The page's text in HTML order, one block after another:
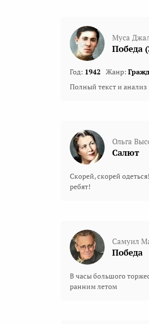
Муса
Победа
Год: 1942 Жанр:
Полный текст и анализ
Ольга
Салют
Скорей, скорей
ребят!
Самуил
Победа
В часы большого
ранним летом